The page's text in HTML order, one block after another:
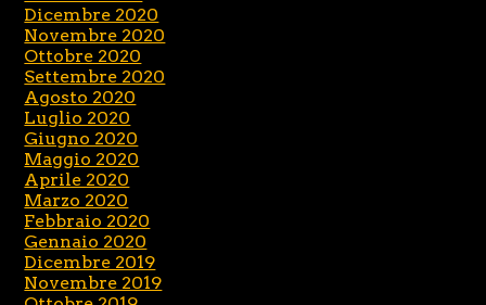
Dicembre 2020
Novembre 2020
Ottobre 2020
Settembre 2020
Agosto 2020
Luglio 2020
Giugno 2020
Maggio 2020
Aprile 2020
Marzo 2020
Febbraio 2020
Gennaio 2020
Dicembre 2019
Novembre 2019